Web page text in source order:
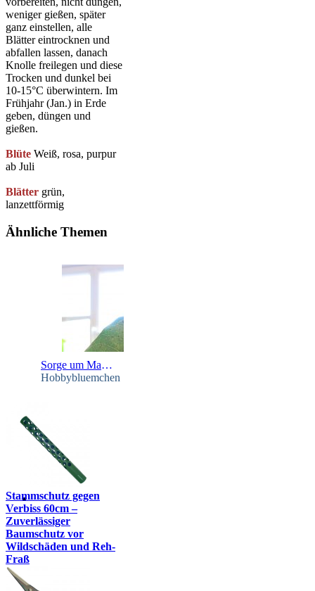
weniger gießen, später
ganz einstellen, alle
Blätter eintrocknen und
abfallen lassen, danach
Knolle freilegen und diese
Trocken und dunkel bei
10-15°C überwintern. Im
Frühjahr (Jan.) in Erde
geben, düngen und
gießen.
Blüte Weiß, rosa, purpur
ab Juli
Blätter grün,
lanzettförmig
Ähnliche Themen
Sorge um Mango - Schädling bei Calla Schuld?
Hobbybluemchen
Stammschutz gegen
Verbiss 60cm –
Zuverlässiger
Baumschutz vor
Wildschäden und Reh-
Fraß